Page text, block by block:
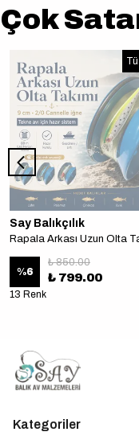
Çok
Say Balıkçılık
%6
₺ 850.00
₺ 799.00
13 Renk
Kategoriler